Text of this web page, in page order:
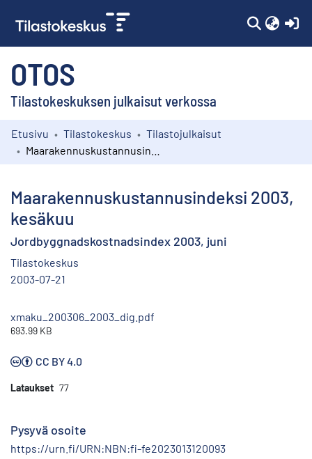
OTOS
Tilastokeskuksen julkaisut verkossa
Kokoelmat
Etusivu Tilastokeskus
Tilastojulkaisut
Maarakennuskustannusindeksi 2003,
kesäkuu
Jordbyggnadskostnadsindex 2003, juni
Tilastokeskus
2003-07-21
xmaku_200306_2003_dig.pdf
693.99 KB
CC BY 4.0
Lataukset 77
Pysyvä osoite
https://urn.fi/URN:NBN:fi-fe2023013120093